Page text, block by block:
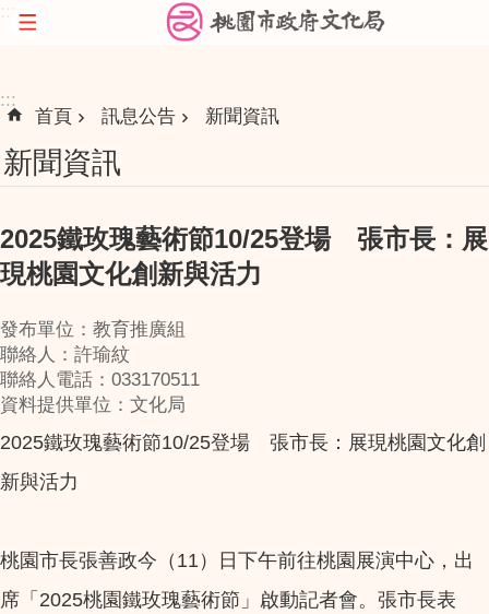
跳到主要內容區塊
:::
首頁 訊息公告 新聞資訊
新聞資訊
2025鐵玫瑰藝術節10/25登場 張市長：展
現桃園文化創新與活力
發布單位：教育推廣組
聯絡人：許瑜紋
聯絡人電話：033170511
資料提供單位：文化局
2025鐵玫瑰藝術節10/25登場 張市長：展現桃園文化創
新與活力
桃園市長張善政今（11）日下午前往桃園展演中心，出
席「2025桃園鐵玫瑰藝術節」啟動記者會。張市長表